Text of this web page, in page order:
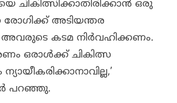
ചികിത്സിക്കാതിരിക്കാൻ ഒരു
അടിയന്തര
കടമ നിർവഹിക്കണം.
ഒരാൾക്ക് ചികിത്സ
പറഞ്ഞു.